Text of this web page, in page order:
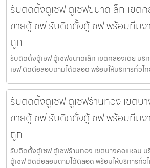
รับติดตั้งตู้เซฟ ตู้เซฟขนาดเล็ก เขต
ขายตู้เซฟ รับติดตั้งตู้เซฟ พร้อมทีมง
ถูก
รับติดตั้งตู้เซฟ ตู้เซฟขนาดเล็ก เขตคลองเตย บริ
เซฟ ติดต่อสอบถามได้ตลอด พร้อมให้บริการทั่วไท
รับติดตั้งตู้เซฟ ตู้เซฟร้านทอง เขตบ
ขายตู้เซฟ รับติดตั้งตู้เซฟ พร้อมทีมง
ถูก
รับติดตั้งตู้เซฟ ตู้เซฟร้านทอง เขตบางคอแหลม
ตู้เซฟ ติดต่อสอบถามได้ตลอด พร้อมให้บริการทั่ว